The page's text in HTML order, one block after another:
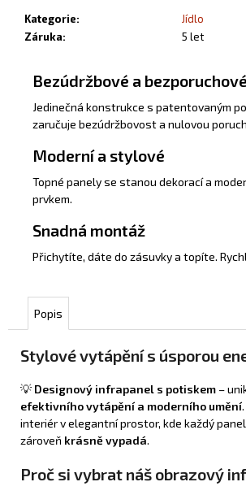
Kategorie:
Jídlo
Záruka: 5 let
Bezúdržbové a bezporuchové
Jedinečná konstrukce s patentovaným
zaručuje bezúdržbovost a nulovou
Moderní a stylové
Topné panely se stanou dekorací a
prvkem.
Snadná montáž
Přichytíte, dáte do zásuvky a topíte.
Popis
Stylové vytápění s úsporou
💡 Designový infrapanel s potiskem –
efektivního vytápění a moderního umění
interiér v elegantní prostor, kde každý
zároveň krásně vypadá.
Proč si vybrat náš obrazový